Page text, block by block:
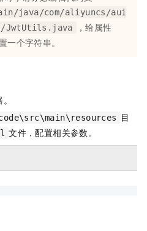
java/com/aliyuncs/aui
JwtUtils.java
，给属性
一个字符串。
目
文件，配置相关参数。